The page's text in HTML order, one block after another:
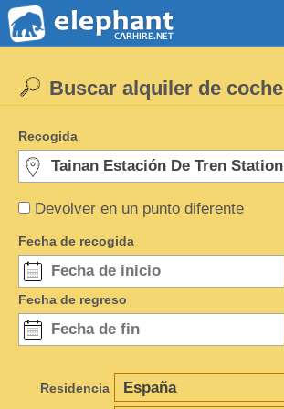
Devolver en un punto diferente
Buscar alquiler de coche
Recogida
Fecha de recogida
Fecha de regreso
Residencia